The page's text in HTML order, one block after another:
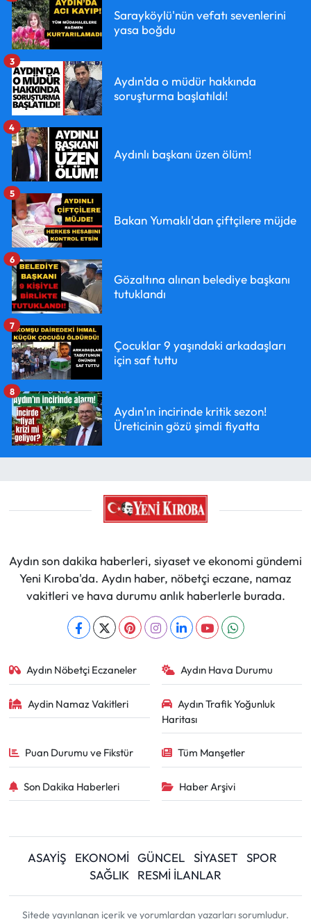
Sarayköylü'nün vefatı sevenlerini
yasa boğdu
Aydın’da o müdür hakkında
soruşturma başlatıldı!
3
Aydınlı başkanı üzen ölüm!
4
Bakan Yumaklı'dan çiftçilere müjde
5
Gözaltına alınan belediye başkanı
tutuklandı
6
Çocuklar 9 yaşındaki arkadaşları
için saf tuttu
7
Aydın’ın incirinde kritik sezon!
Üreticinin gözü şimdi fiyatta
8
Aydın son dakika haberleri, siyaset ve ekonomi gündemi
Yeni Kıroba'da. Aydın haber, nöbetçi eczane, namaz
vakitleri ve hava durumu anlık haberlerle burada.
Aydın Nöbetçi Eczaneler Aydın Hava Durumu
Aydin Namaz Vakitleri
Aydın Trafik Yoğunluk
Haritası
Puan Durumu ve Fikstür Tüm Manşetler
Son Dakika Haberleri Haber Arşivi
ASAYİŞ EKONOMİ GÜNCEL SİYASET
SPOR
SAĞLIK
RESMİ İLANLAR
Sitede yayınlanan içerik ve yorumlardan yazarları sorumludur.